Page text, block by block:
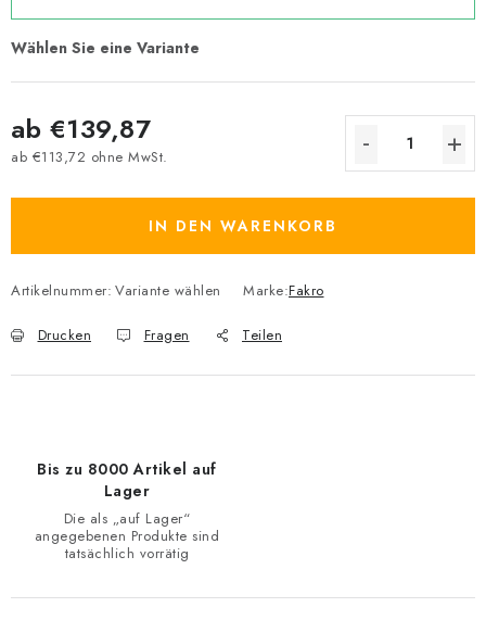
ab €139,87
ab €113,72 ohne MwSt.
IN DEN WARENKORB
Artikelnummer: Variante wählen Marke:Fakro
Drucken Fragen Teilen
Bis zu 8000 Artikel auf
Lager
Die als „auf Lager“
angegebenen Produkte sind
tatsächlich vorrätig